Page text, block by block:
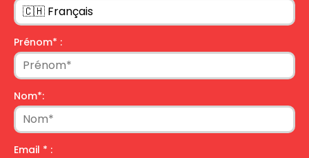
Prénom* :
Nom*:
Email * :